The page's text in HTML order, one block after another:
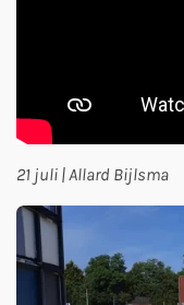
21 juli | Allard Bijlsma